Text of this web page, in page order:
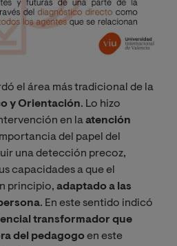
el área más tradicional de la
y Orientación. Lo hizo
en laatención
del papel del
una detección precoz,
capacidades a que el
principio, adaptado a las
. En este sentido indicó
transformador que
del pedagogoen este